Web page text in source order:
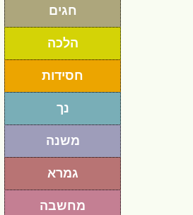
חגים
הלכה
חסידות
נך
משנה
גמרא
מחשבה